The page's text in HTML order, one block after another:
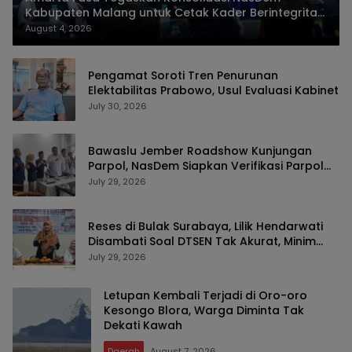
Kabupaten Malang untuk Cetak Kader Berintegritas
dan Solutif
August 4, 2026
Pengamat Soroti Tren Penurunan
Elektabilitas Prabowo, Usul Evaluasi Kabinet
July 30, 2026
Bawaslu Jember Roadshow Kunjungan
Parpol, NasDem Siapkan Verifikasi Parpol
Lebih Awal
July 29, 2026
Reses di Bulak Surabaya, Lilik Hendarwati
Disambati Soal DTSEN Tak Akurat, Minim
SMA-SMK Negeri dan Legalitas UMKM
July 29, 2026
Letupan Kembali Terjadi di Oro-oro
Kesongo Blora, Warga Diminta Tak
Dekati Kawah